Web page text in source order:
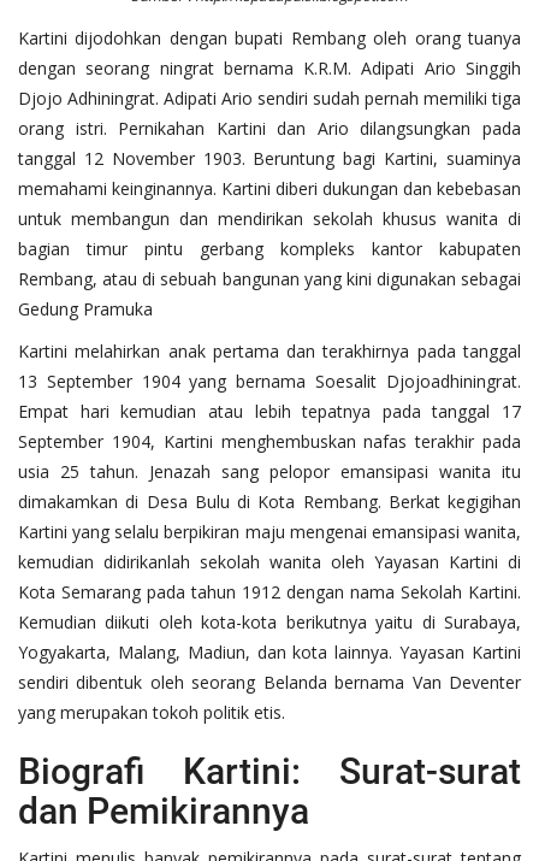
Kartini dijodohkan dengan bupati Rembang oleh orang tuanya
dengan seorang ningrat bernama K.R.M. Adipati Ario Singgih
Djojo Adhiningrat. Adipati Ario sendiri sudah pernah memiliki tiga
orang istri. Pernikahan Kartini dan Ario dilangsungkan pada
tanggal 12 November 1903. Beruntung bagi Kartini, suaminya
memahami keinginannya. Kartini diberi dukungan dan kebebasan
untuk membangun dan mendirikan sekolah khusus wanita di
bagian timur pintu gerbang kompleks kantor kabupaten
Rembang, atau di sebuah bangunan yang kini digunakan sebagai
Gedung Pramuka
Kartini melahirkan anak pertama dan terakhirnya pada tanggal
13 September 1904 yang bernama Soesalit Djojoadhiningrat.
Empat hari kemudian atau lebih tepatnya pada tanggal 17
September 1904, Kartini menghembuskan nafas terakhir pada
usia 25 tahun. Jenazah sang pelopor emansipasi wanita itu
dimakamkan di Desa Bulu di Kota Rembang. Berkat kegigihan
Kartini yang selalu berpikiran maju mengenai emansipasi wanita,
kemudian didirikanlah sekolah wanita oleh Yayasan Kartini di
Kota Semarang pada tahun 1912 dengan nama Sekolah Kartini.
Kemudian diikuti oleh kota-kota berikutnya yaitu di Surabaya,
Yogyakarta, Malang, Madiun, dan kota lainnya. Yayasan Kartini
sendiri dibentuk oleh seorang Belanda bernama Van Deventer
yang merupakan tokoh politik etis.
Biografi Kartini: Surat-surat
dan Pemikirannya